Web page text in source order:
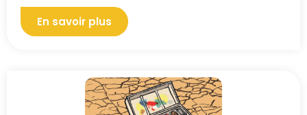
En savoir plus